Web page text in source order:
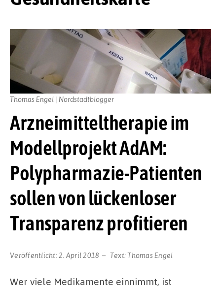
Arzneimitteltherapie im
Modellprojekt AdAM:
Polypharmazie-Patienten
sollen von lückenloser
Transparenz profitieren
Veröffentlicht:2. April 2018 Text:Thomas Engel
Thomas Engel | Nordstadtblogger
Wer viele Medikamente einnimmt, ist